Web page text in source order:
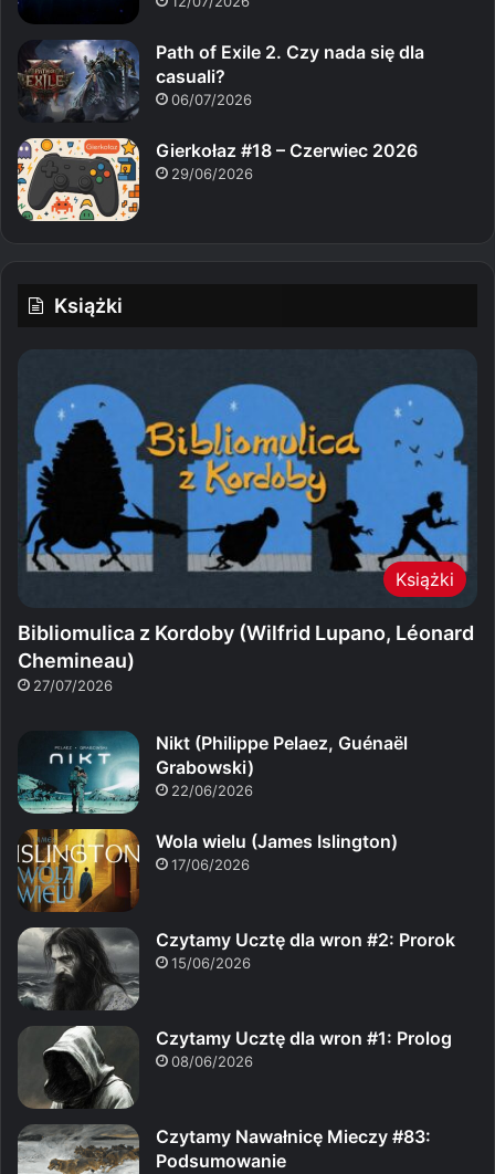
Path of Exile 2. Czy nada się dla
casuali?
06/07/2026
Gierkołaz #18 – Czerwiec 2026
29/06/2026
Książki
Książki
Bibliomulica z Kordoby (Wilfrid Lupano, Léonard
Chemineau)
27/07/2026
Nikt (Philippe Pelaez, Guénaël
Grabowski)
22/06/2026
Wola wielu (James Islington)
17/06/2026
Czytamy Ucztę dla wron #2: Prorok
15/06/2026
Czytamy Ucztę dla wron #1: Prolog
08/06/2026
Czytamy Nawałnicę Mieczy #83:
Podsumowanie